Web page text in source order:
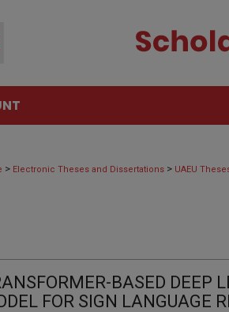
> Electronic Theses and Dissertations > UAEU
BASED DEEP
FOR SIGN LANGUAGE